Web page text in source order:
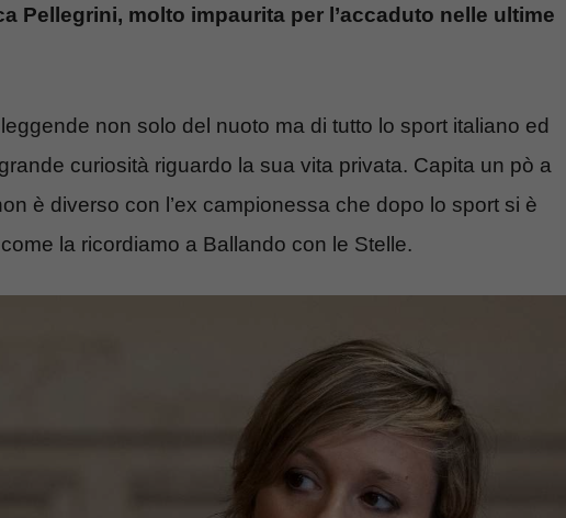
Pellegrini, molto impaurita per l’accaduto nelle ultime
non solo del nuoto ma di tutto lo sport italiano ed
curiosità riguardo la sua vita privata. Capita un pò a
è diverso con l’ex campionessa che dopo lo sport si è
la ricordiamo a Ballando con le Stelle.